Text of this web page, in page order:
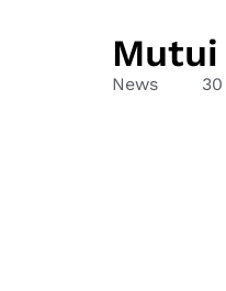
Mutui
News